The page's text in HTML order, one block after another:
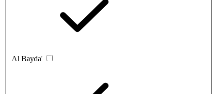
Al Bayda'